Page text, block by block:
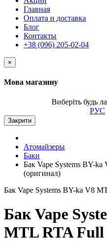
Главная
Оплата и доставка
Блог
Контакты
+38 (096) 205-02-04
×
Мова магазину
Виберіть будь
РУС
Закрити
Атомайзеры
Баки
Бак Vape Systems BY-
(оригинал)
Бак Vape Systems BY-ka V8
Бак Vape
MTL RTA Full